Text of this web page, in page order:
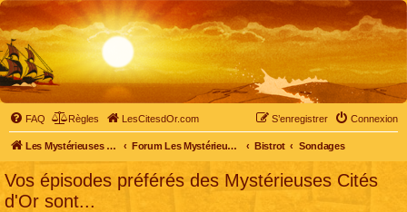
FAQ Règles LesCitesdOr.com Connexion
S’enregistrer
Les Mystérieuses Cités d'Or - LesCitesdOr.com Forum Les Mystérieuses Cités d'Or Bistrot Sondages
Vos épisodes préférés des Mystérieuses Cités
d'Or sont...